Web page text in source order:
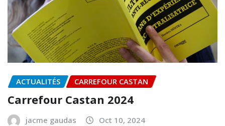
ACTUALITÉS CARREFOUR CASTAN
Carrefour Castan 2024
jacme gaudas Oct 10, 2024